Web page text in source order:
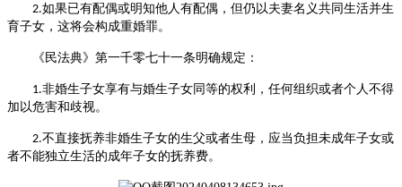
2.如果已有配偶或明知他人有配偶，但仍以夫妻名义共同生活并生
育子女，这将会构成重婚罪。
《民法典》第一千零七十一条明确规定：
1.非婚生子女享有与婚生子女同等的权利，任何组织或者个人不得
加以危害和歧视。
2.不直接抚养非婚生子女的生父或者生母，应当负担未成年子女或
者不能独立生活的成年子女的抚养费。